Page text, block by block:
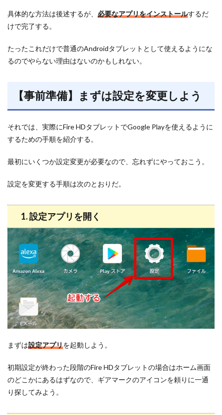
具体的な方法は後述するが、 必要なアプリをインストールするだ
けで完了する。
たったこれだけで普通のAndroidタブレットとして使えるようにな
るのでやらない理由はないのかもしれない。
【事前準備】まずは設定を変更しよう
それでは、実際にFire HDタブレットでGoogle Playを使えるように
するための手順を紹介する。
最初にいくつか設定変更が必要なので、忘れずにやっておこう。
設定を変更する手順は次のとおりだ。
1. 設定アプリを開く
まずは設定アプリを起動しよう。
初期設定が終わった段階のFire HDタブレットの場合はホーム画面
のどこかにあるはずなので、ギアマークのアイコンを頼りに一通
り探してみよう。